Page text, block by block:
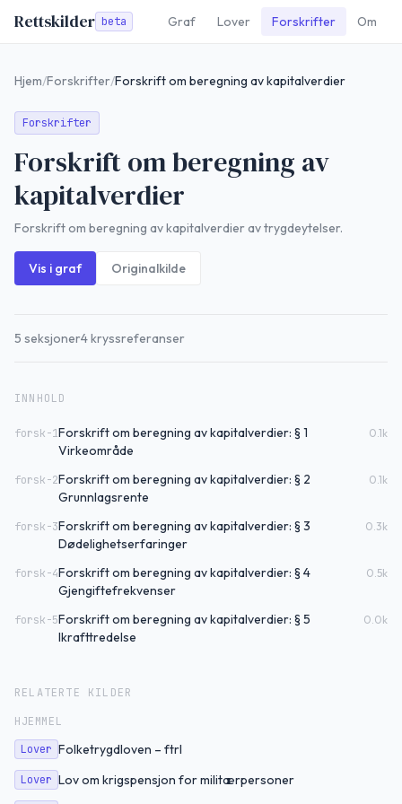
Rettskilder beta Graf Lover Forskrifter Om
Hjem/Forskrifter/Forskrift om beregning av kapitalverdier
Forskrifter
Forskrift om beregning av
kapitalverdier
Forskrift om beregning av kapitalverdier av trygdeytelser.
Vis i graf Originalkilde
5 seksjoner4kryssreferanser
INNHOLD
forsk-1Forskrift om beregning av kapitalverdier: § 1
Virkeområde
0.1k
forsk-2Forskrift om beregning av kapitalverdier: § 2
Grunnlagsrente
0.1k
forsk-3Forskrift om beregning av kapitalverdier: § 3
Dødelighetserfaringer
0.3k
forsk-4Forskrift om beregning av kapitalverdier: § 4
Gjengiftefrekvenser
0.5k
forsk-5Forskrift om beregning av kapitalverdier: § 5
Ikrafttredelse
0.0k
RELATERTE KILDER
HJEMMEL
Lover Folketrygdloven – ftrl
Lover Lov om krigspensjon for militærpersoner